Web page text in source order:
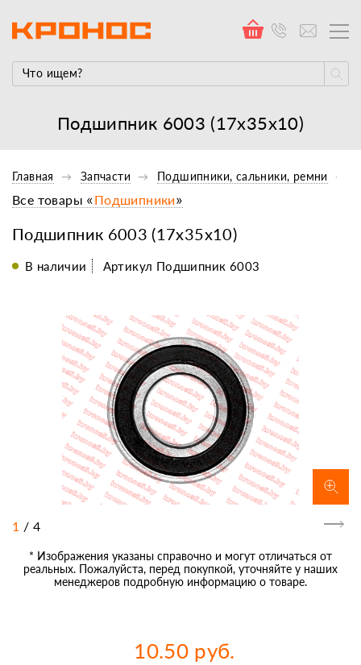
Подшипник 6003 (17x35x10)
Главная Запчасти Подшипники, сальники, ремни
Подшипник 6003 (17x35x10)
Все товары «Подшипники»
В наличии Артикул Подшипник 6003
1 / 4
* Изображения указаны справочно и могут отличаться от
реальных. Пожалуйста, перед покупкой, уточняйте у наших
менеджеров подробную информацию о товаре.
10.50 руб.